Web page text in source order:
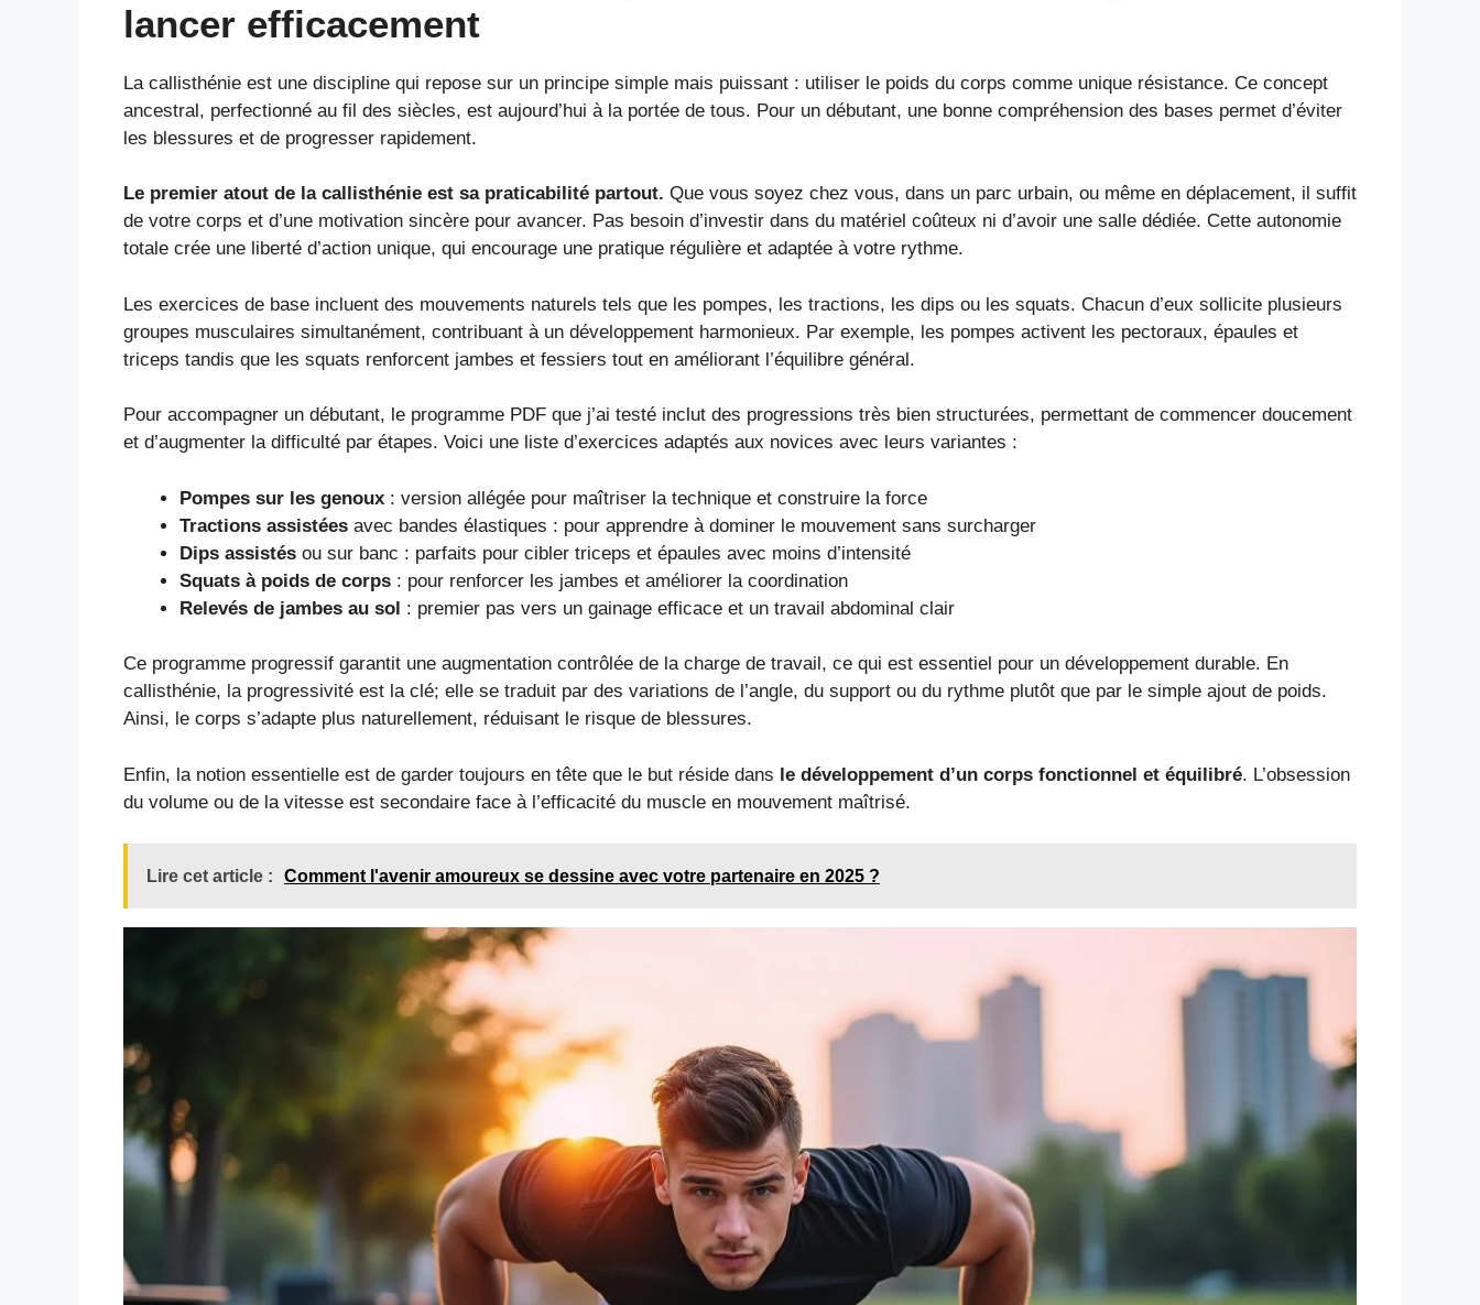
lancer efficacement
La callisthénie est une discipline qui repose sur un principe simple mais puissant : utiliser le poids du corps comme unique résistance. Ce concept
ancestral, perfectionné au fil des siècles, est aujourd’hui à la portée de tous. Pour un débutant, une bonne compréhension des bases permet d’éviter
les blessures et de progresser rapidement.
Le premier atout de la callisthénie est sa praticabilité partout. Que vous soyez chez vous, dans un parc urbain, ou même en déplacement, il suffit
de votre corps et d’une motivation sincère pour avancer. Pas besoin d’investir dans du matériel coûteux ni d’avoir une salle dédiée. Cette autonomie
totale crée une liberté d’action unique, qui encourage une pratique régulière et adaptée à votre rythme.
Les exercices de base incluent des mouvements naturels tels que les pompes, les tractions, les dips ou les squats. Chacun d’eux sollicite plusieurs
groupes musculaires simultanément, contribuant à un développement harmonieux. Par exemple, les pompes activent les pectoraux, épaules et
triceps tandis que les squats renforcent jambes et fessiers tout en améliorant l’équilibre général.
Pour accompagner un débutant, le programme PDF que j’ai testé inclut des progressions très bien structurées, permettant de commencer doucement
et d’augmenter la difficulté par étapes. Voici une liste d’exercices adaptés aux novices avec leurs variantes :
Pompes sur les genoux : version allégée pour maîtriser la technique et construire la force
Tractions assistées avec bandes élastiques : pour apprendre à dominer le mouvement sans surcharger
Dips assistés ou sur banc : parfaits pour cibler triceps et épaules avec moins d’intensité
Squats à poids de corps : pour renforcer les jambes et améliorer la coordination
Relevés de jambes au sol : premier pas vers un gainage efficace et un travail abdominal clair
Ce programme progressif garantit une augmentation contrôlée de la charge de travail, ce qui est essentiel pour un développement durable. En
callisthénie, la progressivité est la clé; elle se traduit par des variations de l’angle, du support ou du rythme plutôt que par le simple ajout de poids.
Ainsi, le corps s’adapte plus naturellement, réduisant le risque de blessures.
Enfin, la notion essentielle est de garder toujours en tête que le but réside dans le développement d’un corps fonctionnel et équilibré. L’obsession
du volume ou de la vitesse est secondaire face à l’efficacité du muscle en mouvement maîtrisé.
Lire cet article : Comment l'avenir amoureux se dessine avec votre partenaire en 2025 ?